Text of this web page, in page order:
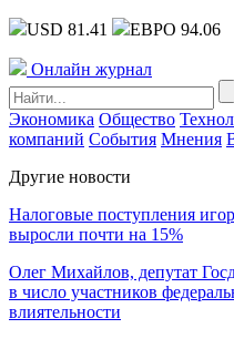
USD 81.41 ЕВРО 94.06
Онлайн журнал
Экономика Общество
компаний События Мнения
Другие новости
Налоговые поступления
выросли почти на 15%
Олег Михайлов, депутат
в число участников
влиятельности